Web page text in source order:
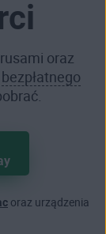
oraz
bezpłatnego
oraz urządzenia